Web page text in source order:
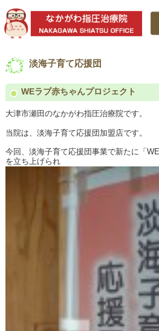
淡海子育て応援団
WEラブ赤ちゃんプロジェクト
大津市瀬田のなかがわ指圧治療院です。
当院は、淡海子育て応援団加盟店です。
今回、淡海子育て応援団事業で新たに「
を立ち上げられ